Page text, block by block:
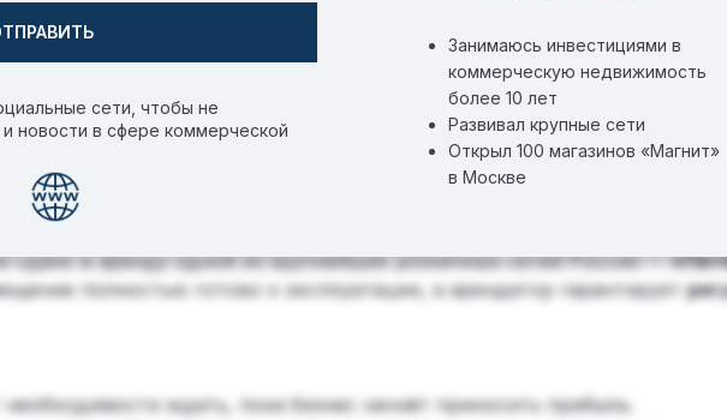
сети, чтобы не
новости в сфере коммерческой
Занимаюсь инвестициями в
коммерческую недвижимость
более 10 лет
Развивал крупные сети
Открыл 100 магазинов «Магнит»
в Москве
сдано в аренду одной из крупнейших розничных сетей России —
полностью готово к эксплуатации, а арендатор гарантирует
ждать, пока бизнес начнёт приносить прибыль.